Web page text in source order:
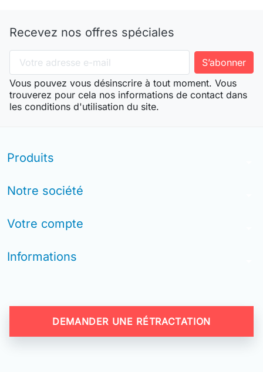
Recevez nos offres spéciales
Vous pouvez vous désinscrire à tout moment. Vous
trouverez pour cela nos informations de contact dans
les conditions d'utilisation du site.
Produits
Notre société
Votre compte
Informations
DEMANDER UNE RÉTRACTATION